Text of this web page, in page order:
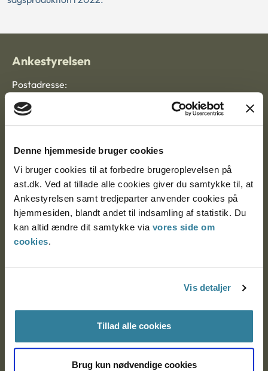
Denne hjemmeside bruger cookies
Vi bruger cookies til at forbedre brugeroplevelsen på
ast.dk. Ved at tillade alle cookies giver du samtykke til, at
Ankestyrelsen samt tredjeparter anvender cookies på
hjemmesiden, blandt andet til indsamling af statistik. Du
kan altid ændre dit samtykke via vores side om
cookies.
Vis detaljer
Tillad alle cookies
Brug kun nødvendige cookies
Ankestyrelsen
Postadresse:
Nytorv 7, 2. sal
9000 Aalborg
Ankestyrelsen Aalborg
Ankestyrelsen København
CVR: 1007 4002
Om Ankestyrelsen
Om Ankestyrelsen
Blanketter og kontaktformularer